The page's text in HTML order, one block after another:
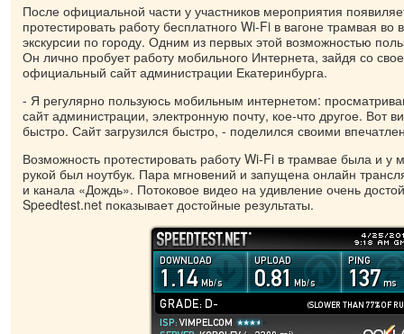
После официальной части у участников мероприятия
протестировать работу бесплатного Wi-Fi в вагоне трамвая
экскурсии по городу. Одним из первых этой возможностью
Он лично пробует работу мобильного Интернета, зайдя со
официальный сайт администрации Екатеринбурга.
- Я регулярно пользуюсь мобильным интернетом:
сайт администрации, электронную почту, кое-что другое. Вот
быстро. Сайт загрузился быстро, - поделился своими
Возможность протестировать работу Wi-Fi в трамвае была и у
рукой был ноутбук. Пара мгновений и запущена онлайн
и канала «Дождь». Потоковое видео на удивление очень
Speedtest.net показывает достойные результаты.